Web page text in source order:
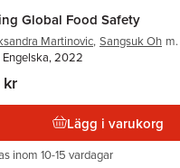
Global Food Safety
Martinovic, Sangsuk Oh
Engelska, 2022
kr
Lägg i varukorg
inom 10-15 vardagar